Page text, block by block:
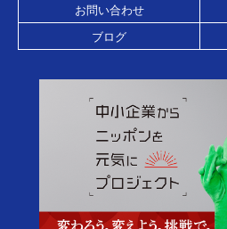
お問い合わせ
ブログ